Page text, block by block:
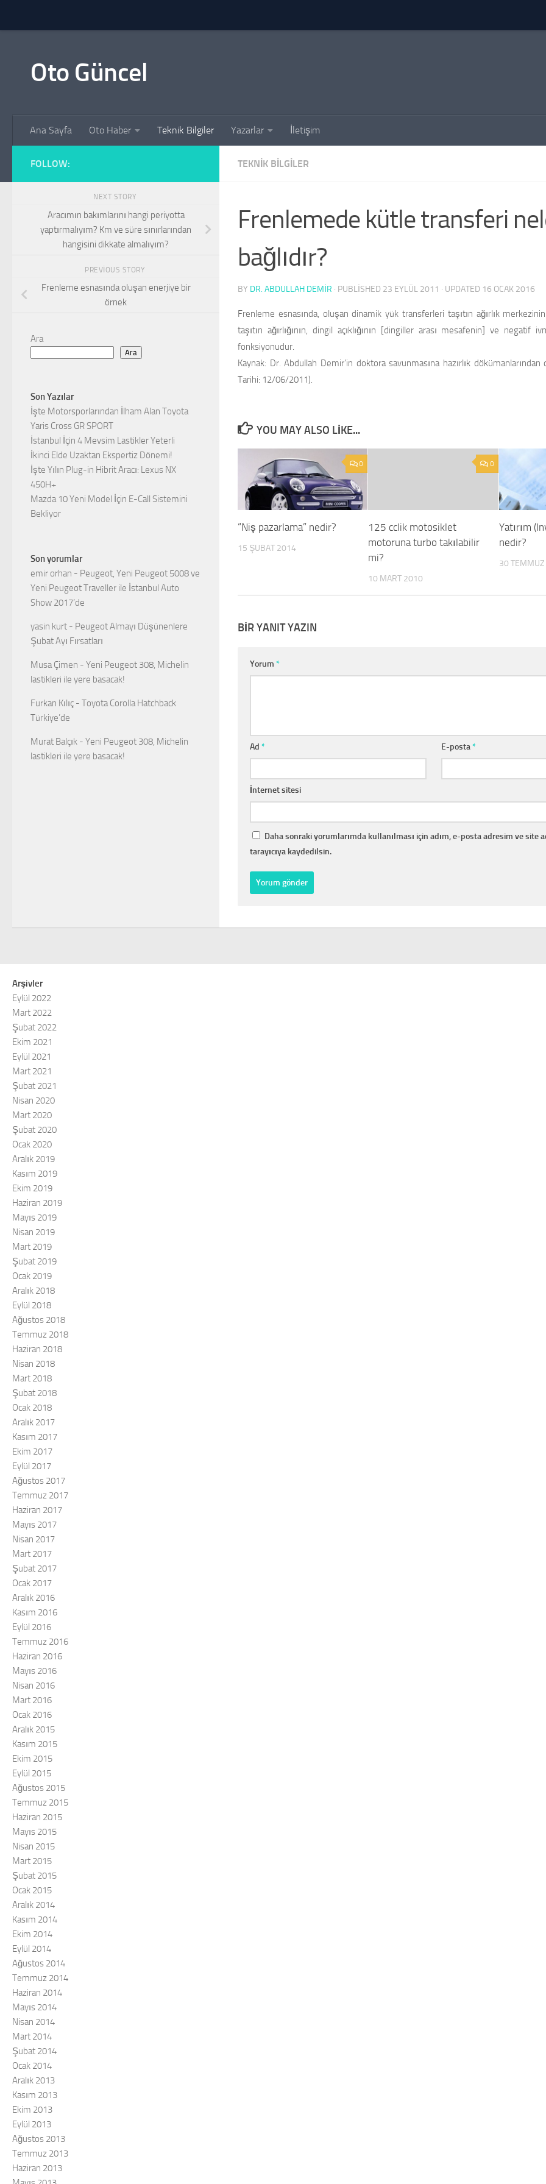
Oto Güncel
Ana Sayfa Oto Haber Teknik Bilgiler Yazarlar İletişim
TEKNIK BILGILER
Frenlemede kütle transferi
bağlıdır?
BY DR. ABDULLAH DEMİR · PUBLISHED 23 EYLÜL 2011 · UPDATED 16 OCAK 2016
Frenleme esnasında, oluşan dinamik yük transferleri taşıtın ağırlık
taşıtın ağırlığının, dingil açıklığının [dingiller arası mesafenin] ve negatif
fonksiyonudur.
Kaynak: Dr. Abdullah Demir’in doktora savunmasına hazırlık
Tarihi: 12/06/2011).
YOU MAY ALSO LIKE...
0
“Niş pazarlama” nedir?
15 ŞUBAT 2014
0
125 cclik motosiklet
motoruna turbo takılabilir
mi?
10 MART 2010
Yatırım
nedir?
30
BIR YANIT YAZIN
Yorum *
Ad * E-posta*
İnternet sitesi
Daha sonraki yorumlarımda kullanılması için adım, e-posta adresim ve site
tarayıcıya kaydedilsin.
FOLLOW:
NEXT STORY
Aracımın bakımlarını hangi periyotta
yaptırmalıyım? Km ve süre sınırlarından
hangisini dikkate almalıyım?
PREVIOUS STORY
Frenleme esnasında oluşan enerjiye bir
örnek
Ara
Ara
Son Yazılar
İşte Motorsporlarından İlham Alan Toyota
Yaris Cross GR SPORT
İstanbul İçin 4 Mevsim Lastikler Yeterli
İkinci Elde Uzaktan Ekspertiz Dönemi!
İşte Yılın Plug-in Hibrit Aracı: Lexus NX
450H+
Mazda 10 Yeni Model İçin E-Call Sistemini
Bekliyor
Son yorumlar
emir orhan - Peugeot, Yeni Peugeot 5008 ve
Yeni Peugeot Traveller ile İstanbul Auto
Show 2017’de
yasin kurt - Peugeot Almayı Düşünenlere
Şubat Ayı Fırsatları
Musa Çimen - Yeni Peugeot 308, Michelin
lastikleri ile yere basacak!
Furkan Kılıç - Toyota Corolla Hatchback
Türkiye’de
Murat Balçık - Yeni Peugeot 308, Michelin
lastikleri ile yere basacak!
Arşivler
Eylül 2022
Mart 2022
Şubat 2022
Ekim 2021
Eylül 2021
Mart 2021
Şubat 2021
Nisan 2020
Mart 2020
Şubat 2020
Ocak 2020
Aralık 2019
Kasım 2019
Ekim 2019
Haziran 2019
Mayıs 2019
Nisan 2019
Mart 2019
Şubat 2019
Ocak 2019
Aralık 2018
Eylül 2018
Ağustos 2018
Temmuz 2018
Haziran 2018
Nisan 2018
Mart 2018
Şubat 2018
Ocak 2018
Aralık 2017
Kasım 2017
Ekim 2017
Eylül 2017
Ağustos 2017
Temmuz 2017
Haziran 2017
Mayıs 2017
Nisan 2017
Mart 2017
Şubat 2017
Ocak 2017
Aralık 2016
Kasım 2016
Eylül 2016
Temmuz 2016
Haziran 2016
Mayıs 2016
Nisan 2016
Mart 2016
Ocak 2016
Aralık 2015
Kasım 2015
Ekim 2015
Eylül 2015
Ağustos 2015
Temmuz 2015
Haziran 2015
Mayıs 2015
Nisan 2015
Mart 2015
Şubat 2015
Ocak 2015
Aralık 2014
Kasım 2014
Ekim 2014
Eylül 2014
Ağustos 2014
Temmuz 2014
Haziran 2014
Mayıs 2014
Nisan 2014
Mart 2014
Şubat 2014
Ocak 2014
Aralık 2013
Kasım 2013
Ekim 2013
Eylül 2013
Ağustos 2013
Temmuz 2013
Haziran 2013